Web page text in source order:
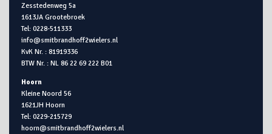
Zesstedenweg 5a
1613JA Grootebroek
Tel: 0228-511333
info@smitbrandhoff2wielers.nl
KvK Nr. : 81919336
BTW Nr. : NL 86 22 69 222 B01
Hoorn
Kleine Noord 56
1621JH Hoorn
Tel: 0229-215729
hoorn@smitbrandhoff2wielers.nl